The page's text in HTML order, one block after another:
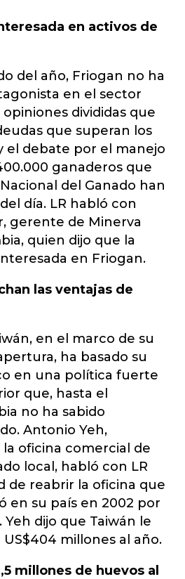
en activos de
del año, Friogan no ha
en el sector
divididas que
que superan los
el debate por el manejo
ganaderos que
del Ganado han
día. LR habló con
gerente de Minerva
quien dijo que la
en Friogan.
las ventajas de
en el marco de su
ha basado su
en una política fuerte
que, hasta el
no ha sabido
Antonio Yeh,
oficina comercial de
local, habló con LR
de reabrir la oficina que
en su país en 2002 por
dijo que Taiwán le
millones al año.
millones de huevos al